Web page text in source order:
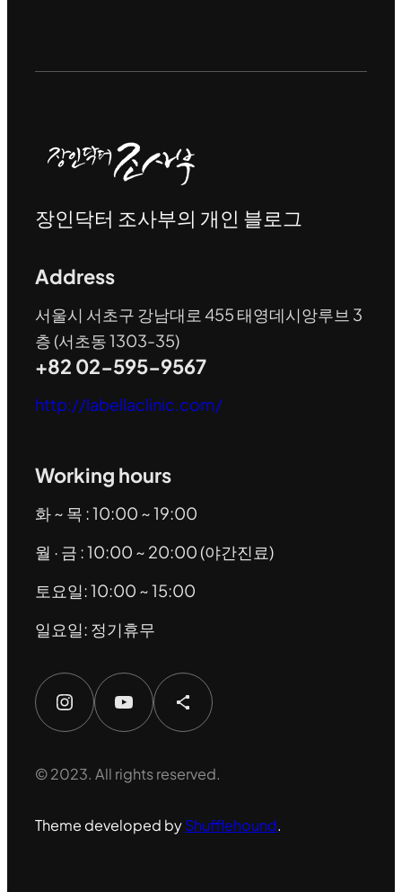
장인닥터 조사부의 개인 블로그
Address
서울시 서초구 강남대로 455 태영데시앙루브 3
층 (서초동 1303-35)
+82 02-595-9567
http://labellaclinic.com/
Working hours
화 ~ 목 : 10:00 ~ 19:00
월 · 금 : 10:00 ~ 20:00 (야간진료)
토요일: 10:00 ~ 15:00
일요일: 정기휴무
Instagram YouTube Share Icon
© 2023. All rights reserved.
Theme developed byShufflehound.